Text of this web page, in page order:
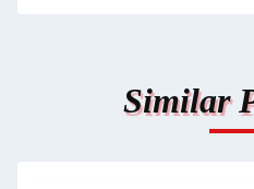
Similar